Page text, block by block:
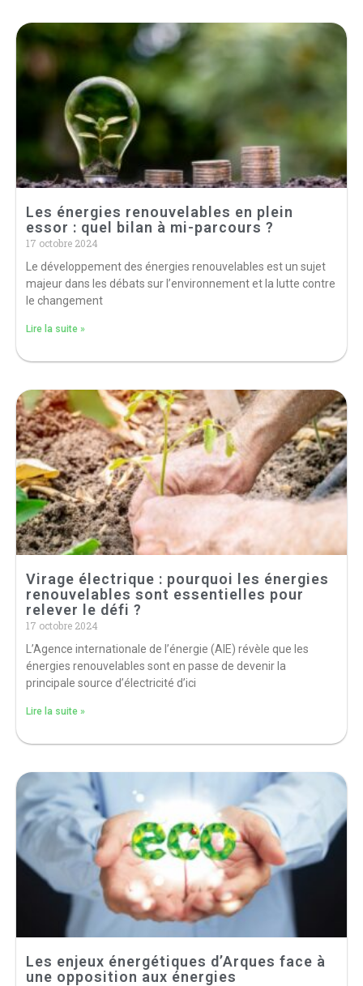
Les énergies renouvelables en plein
essor : quel bilan à mi-parcours ?
17 octobre 2024
Le développement des énergies renouvelables est un sujet
majeur dans les débats sur l’environnement et la lutte contre
le changement
Lire la suite »
Virage électrique : pourquoi les énergies
renouvelables sont essentielles pour
relever le défi ?
17 octobre 2024
L’Agence internationale de l’énergie (AIE) révèle que les
énergies renouvelables sont en passe de devenir la
principale source d’électricité d’ici
Lire la suite »
Les enjeux énergétiques d’Arques face à
une opposition aux énergies